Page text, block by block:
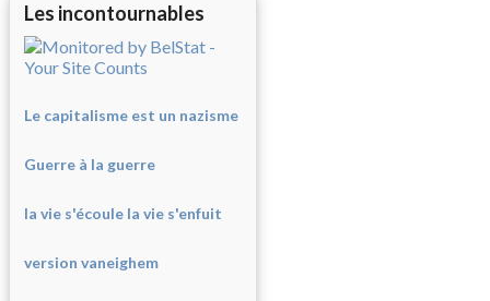
Les incontournables
Le capitalisme est un nazisme
Guerre à la guerre
la vie s'écoule la vie s'enfuit
version vaneighem